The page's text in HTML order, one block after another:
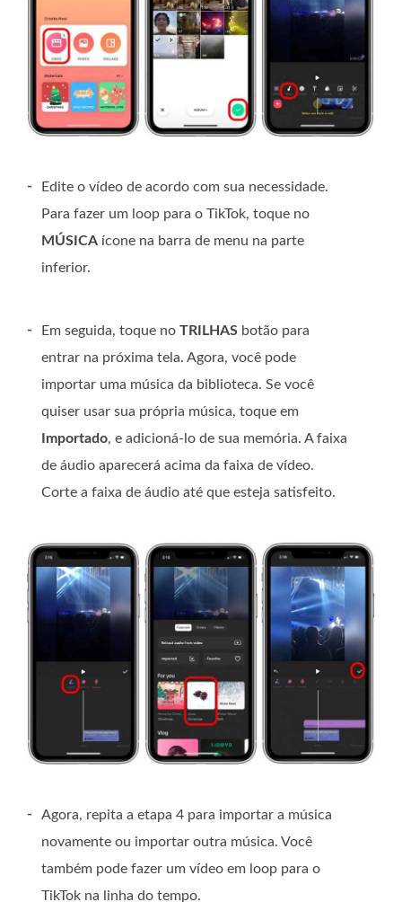
-
Edite o vídeo de acordo com sua necessidade.
Para fazer um loop para o TikTok, toque no
MÚSICA ícone na barra de menu na parte
inferior.
- Em seguida, toque no TRILHAS botão para
entrar na próxima tela. Agora, você pode
importar uma música da biblioteca. Se você
quiser usar sua própria música, toque em
Importado, e adicioná-lo de sua memória. A faixa
de áudio aparecerá acima da faixa de vídeo.
Corte a faixa de áudio até que esteja satisfeito.
-
Agora, repita a etapa 4 para importar a música
novamente ou importar outra música. Você
também pode fazer um vídeo em loop para o
TikTok na linha do tempo.